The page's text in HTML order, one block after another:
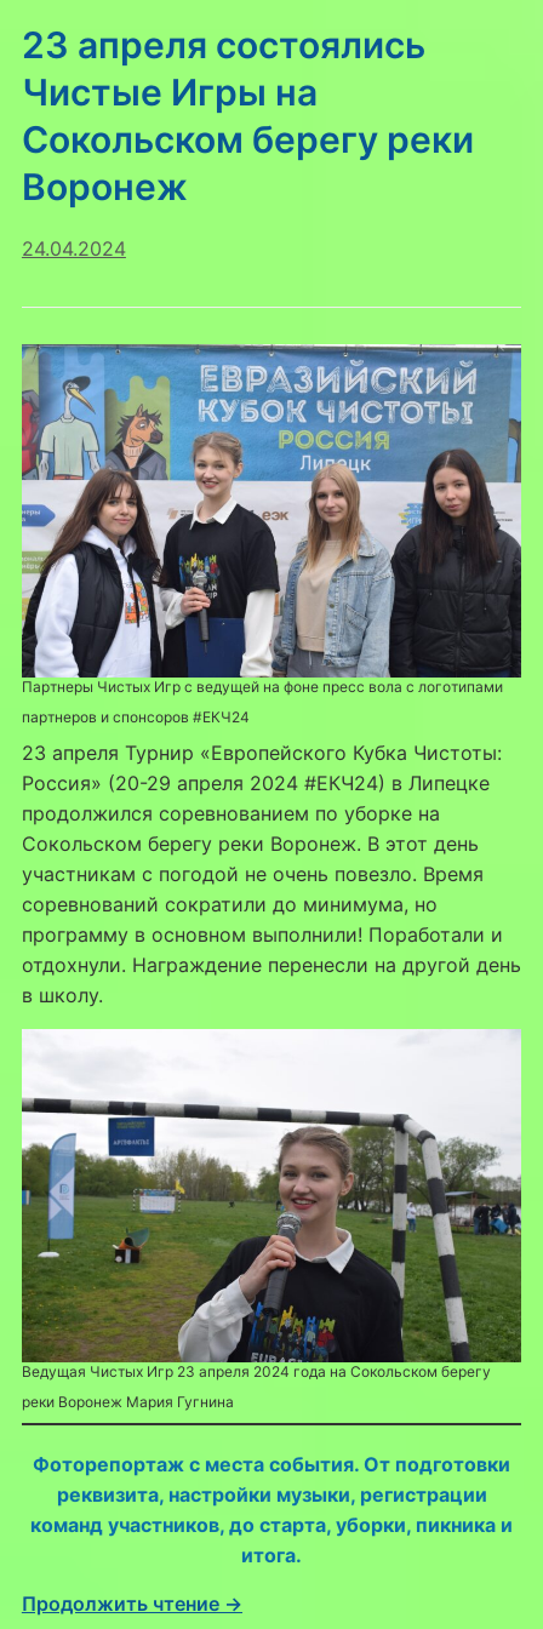
23 апреля состоялись
Чистые Игры на
Сокольском берегу реки
Воронеж
24.04.2024
Партнеры Чистых Игр с ведущей на фоне пресс вола с логотипами
партнеров и спонсоров #ЕКЧ24
23 апреля Турнир «Европейского Кубка Чистоты:
Россия» (20-29 апреля 2024 #ЕКЧ24) в Липецке
продолжился соревнованием по уборке на
Сокольском берегу реки Воронеж. В этот день
участникам с погодой не очень повезло. Время
соревнований сократили до минимума, но
программу в основном выполнили! Поработали и
отдохнули. Награждение перенесли на другой день
в школу.
Ведущая Чистых Игр 23 апреля 2024 года на Сокольском берегу
реки Воронеж Мария Гугнина
Фоторепортаж с места события. От подготовки
реквизита, настройки музыки, регистрации
команд участников, до старта, уборки, пикника и
итога.
Продолжить чтение →